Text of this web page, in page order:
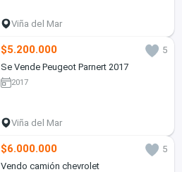
Viña del Mar
$5.200.000
5
Se Vende Peugeot Parnert 2017
2017
Viña del Mar
$6.000.000
5
Vendo camión chevrolet